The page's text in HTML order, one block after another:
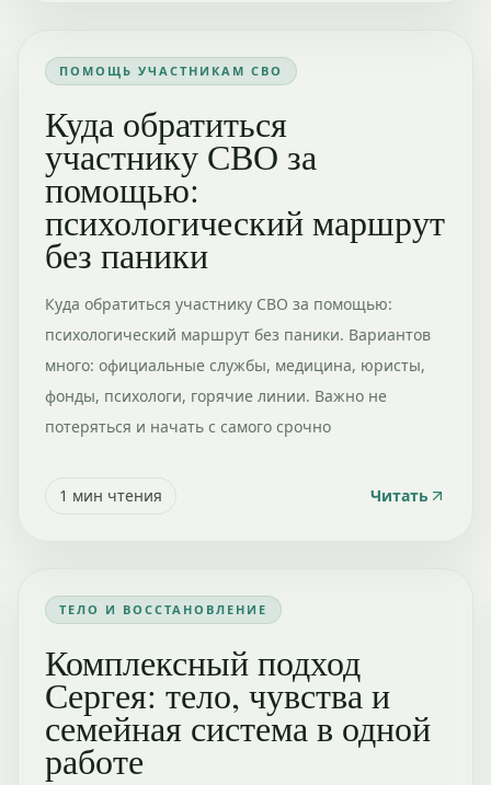
ПОМОЩЬ УЧАСТНИКАМ СВО
Куда обратиться
участнику СВО за
помощью:
психологический маршрут
без паники
Куда обратиться участнику СВО за помощью:
психологический маршрут без паники. Вариантов
много: официальные службы, медицина, юристы,
фонды, психологи, горячие линии. Важно не
потеряться и начать с самого срочно
1 мин чтения Читать
ТЕЛО И ВОССТАНОВЛЕНИЕ
Комплексный подход
Сергея: тело, чувства и
семейная система в одной
работе